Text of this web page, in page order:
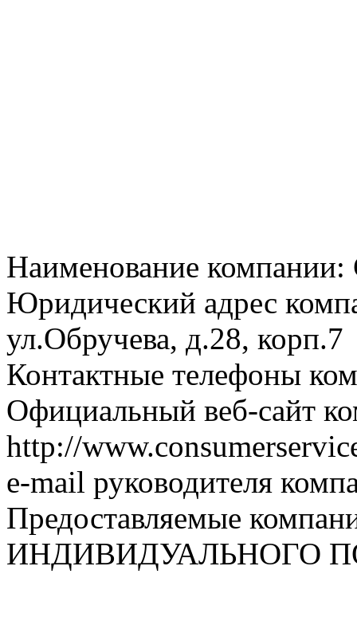
Наименование
Юридический адрес
ул.Обручева, д.28, корп.7
Контактные телефоны
Официальный веб-сайт
http://
e-mail руководителя
Предоставляемые
ИНДИВИДУАЛЬНОГО